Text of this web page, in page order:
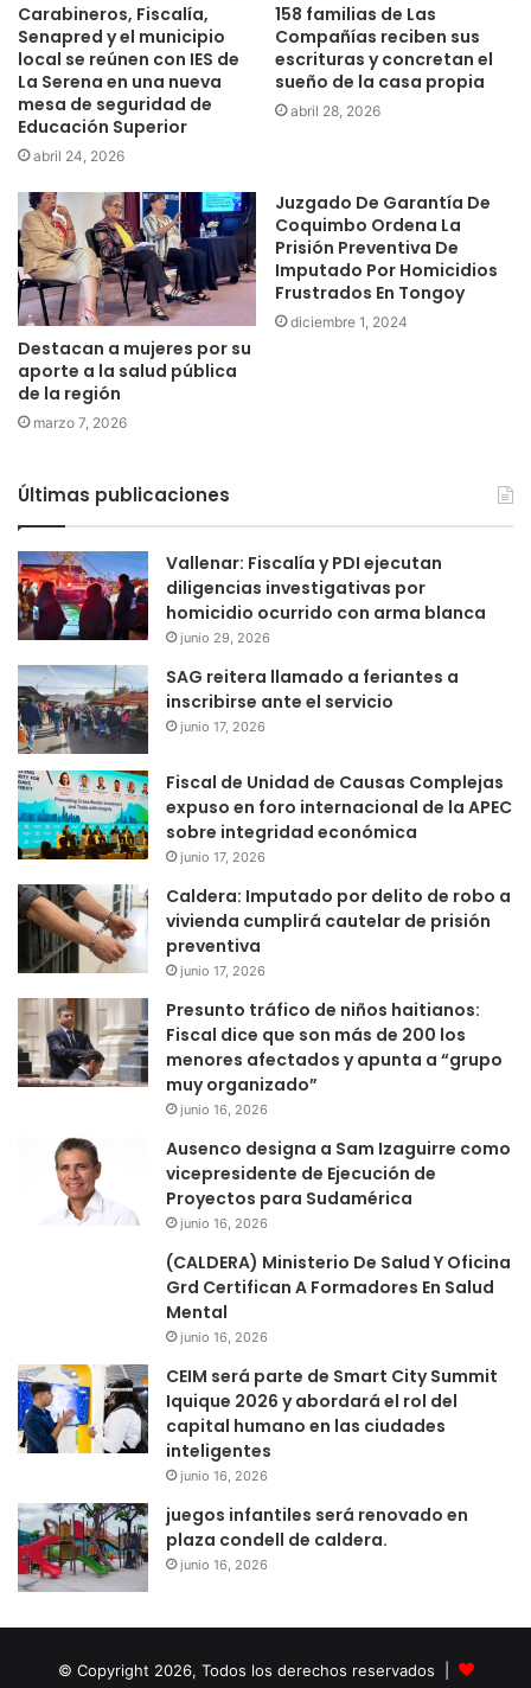
Carabineros, Fiscalía,
Senapred y el municipio
local se reúnen con IES de
La Serena en una nueva
mesa de seguridad de
Educación Superior
abril 24, 2026
158 familias de Las
Compañías reciben sus
escrituras y concretan el
sueño de la casa propia
abril 28, 2026
Destacan a mujeres por su
aporte a la salud pública
de la región
marzo 7, 2026
Juzgado De Garantía De
Coquimbo Ordena La
Prisión Preventiva De
Imputado Por Homicidios
Frustrados En Tongoy
diciembre 1, 2024
Últimas publicaciones
Vallenar: Fiscalía y PDI ejecutan
diligencias investigativas por
homicidio ocurrido con arma blanca
junio 29, 2026
SAG reitera llamado a feriantes a
inscribirse ante el servicio
junio 17, 2026
Fiscal de Unidad de Causas Complejas
expuso en foro internacional de la APEC
sobre integridad económica
junio 17, 2026
Caldera: Imputado por delito de robo a
vivienda cumplirá cautelar de prisión
preventiva
junio 17, 2026
Presunto tráfico de niños haitianos:
Fiscal dice que son más de 200 los
menores afectados y apunta a “grupo
muy organizado”
junio 16, 2026
Ausenco designa a Sam Izaguirre como
vicepresidente de Ejecución de
Proyectos para Sudamérica
junio 16, 2026
(CALDERA) Ministerio De Salud Y Oficina
Grd Certifican A Formadores En Salud
Mental
junio 16, 2026
CEIM será parte de Smart City Summit
Iquique 2026 y abordará el rol del
capital humano en las ciudades
inteligentes
junio 16, 2026
juegos infantiles será renovado en
plaza condell de caldera.
junio 16, 2026
© Copyright 2026, Todos los derechos reservados |